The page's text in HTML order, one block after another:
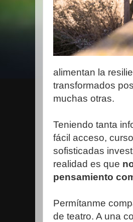
alimentan la
transformados
muchas otras.
Teniendo tanta
fácil acceso,
sofisticadas
realidad es que
pensamiento
Permítanme
de teatro. A una